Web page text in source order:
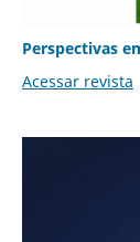
Perspectivas
Acessar revista